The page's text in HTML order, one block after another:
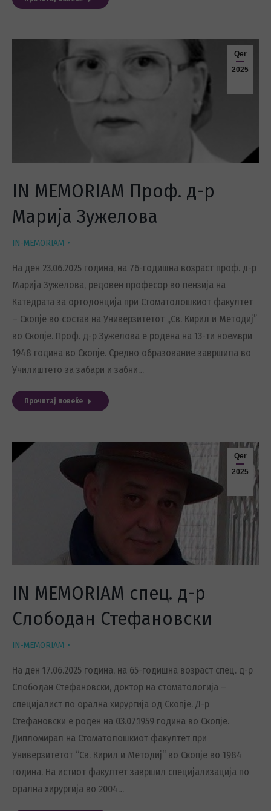
Qer
2025
IN MEMORIAM Проф. д-р
Марија Зужелова
IN-MEMORIAM
На ден 23.06.2025 година, на 76-годишна возраст проф. д-р
Марија Зужелова, редовен професор во пензија на
Катедрата за ортодонција при Стоматолошкиот факултет
– Скопје во состав на Универзитетот ,,Св. Кирил и Методиј”
во Скопје. Проф. д-р Зужелова е родена на 13-ти ноември
1948 година во Скопје. Средно образование завршила во
Училиштето за забари и забни…
Прочитај повеќе
Qer
2025
IN MEMORIAM спец. д-р
Слободан Стефановски
IN-MEMORIAM
На ден 17.06.2025 година, на 65-годишна возраст спец. д-р
Слободан Стефановски, доктор на стоматологија –
специјалист по орална хирургија од Скопје. Д-р
Стефановски е роден на 03.07.1959 година во Скопје.
Дипломирал на Стоматолошкиот факултет при
Универзитетот “Св. Кирил и Методиј“ во Скопје во 1984
година. На истиот факултет завршил специјализација по
орална хирургија во 2004…